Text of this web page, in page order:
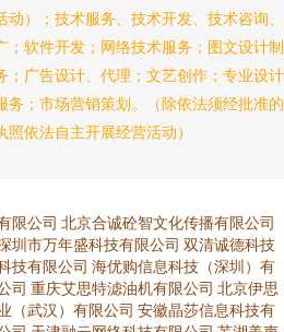
动）；技术服务、技术开发、技术咨询、
；软件开发；网络技术服务；图文设计制
；广告设计、代理；文艺创作；专业设计
务；市场营销策划。（除依法须经批准的
依法自主开展经营活动）
限公司 北京合诚砼智文化传播有限公司
圳市万年盛科技有限公司 双清诚德科技
技有限公司 海优购信息科技（深圳）有
司 重庆艾思特滤油机有限公司 北京伊思
（武汉）有限公司 安徽晶莎信息科技有